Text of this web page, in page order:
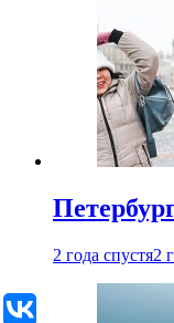
2 года спустя2